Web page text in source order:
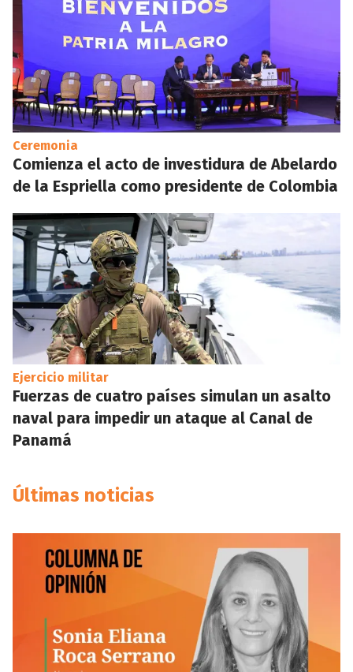
Ceremonia
Comienza el acto de investidura de Abelardo
de la Espriella como presidente de Colombia
Ejercicio militar
Fuerzas de cuatro países simulan un asalto
naval para impedir un ataque al Canal de
Panamá
Últimas noticias